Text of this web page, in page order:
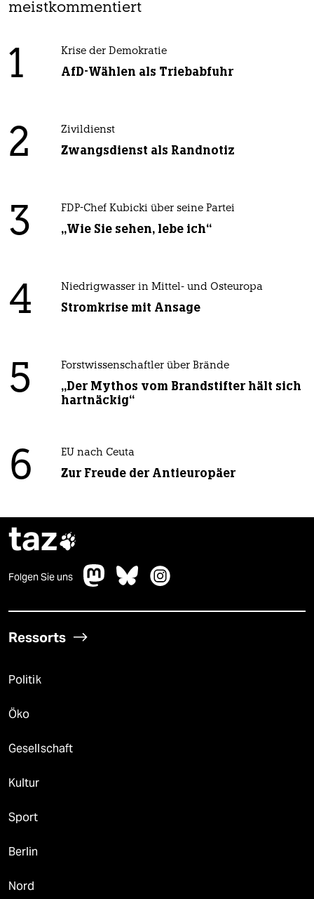
meistkommentiert
1 Krise der Demokratie
AfD-Wählen als Triebabfuhr
2 Zivildienst
Zwangsdienst als Randnotiz
3 FDP-Chef Kubicki über seine Partei
„Wie Sie sehen, lebe ich“
4 Niedrigwasser in Mittel- und Osteuropa
Stromkrise mit Ansage
5 Forstwissenschaftler über Brände
„Der Mythos vom Brandstifter hält sich
hartnäckig“
6 EU nach Ceuta
Zur Freude der Antieuropäer
taz
Folgen Sie uns
Ressorts
Politik
Öko
Gesellschaft
Kultur
Sport
Berlin
Nord